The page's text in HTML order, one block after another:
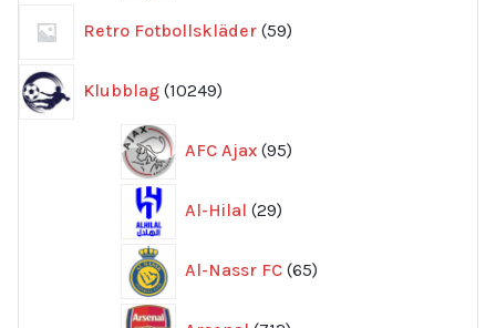
Retro Fotbollskläder 59
produkter
Klubblag 10249
produkter
AFC Ajax 95
produkter
Al-Hilal 29
produkter
Al-Nassr FC 65
produkter